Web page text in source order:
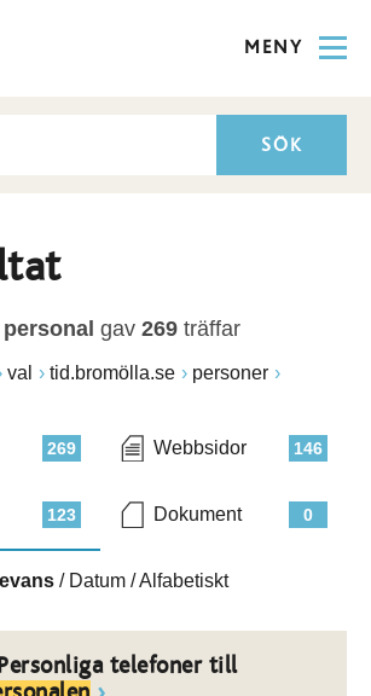
MENY
personal gav 269 träffar
val tid.bromölla.se personer
269 146
Webbsidor
123 0
Dokument
/ Datum /Alfabetiskt
telefoner till